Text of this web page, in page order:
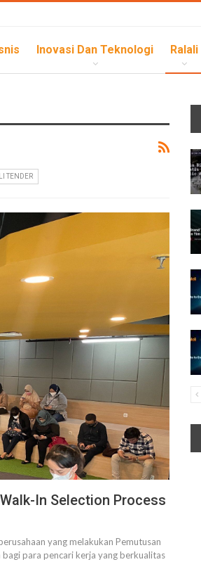
Inovasi Dan Teknologi Ralali
TENDER
In Selection Process
yang melakukan Pemutusan
para pencari kerja yang berkualitas